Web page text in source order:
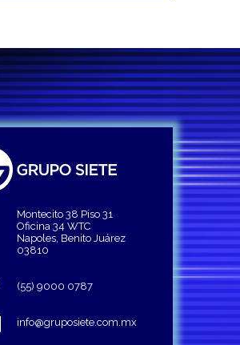
Montecito 38 Piso 31
Oficina 34 WTC
Napoles, Benito Juárez
03810
(55) 9000 0787
info@gruposiete.com.mx